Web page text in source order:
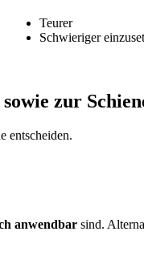
Teurer
Schwieriger
zur
entscheiden.
anwendbar sind.